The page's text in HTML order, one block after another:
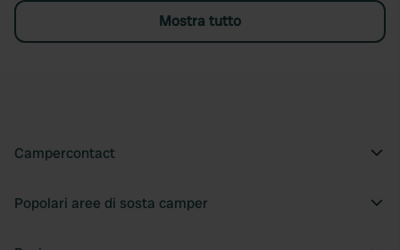
Mostra tutto
Campercontact
Popolari aree di sosta camper